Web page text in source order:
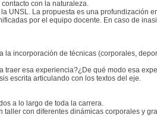
con la naturaleza.
La propuesta es una profundización
por el equipo docente. En caso de
incorporación de técnicas (corporales,
esa experiencia?¿De qué modo esa
escrita articulando con los textos del eje.
a lo largo de toda la carrera.
con diferentes dinámicas corporales y